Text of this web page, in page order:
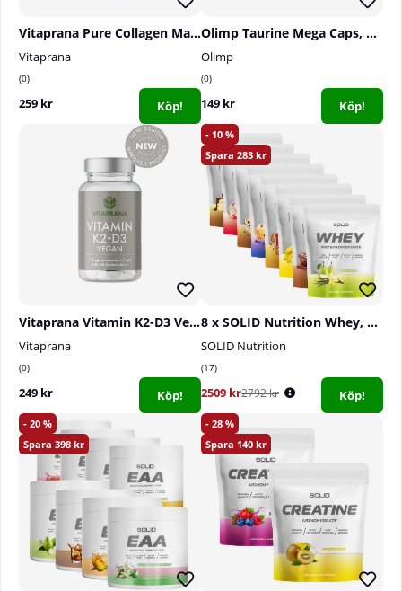
Vitaprana Pure Collagen Marine, 300 g
Vitaprana
0
259 kr Köp!
Olimp Taurine Mega Caps, 120 caps
Olimp
0
149 kr Köp!
Vitaprana Vitamin K2-D3 Vegan, 110 caps
Vitaprana
0
249 kr Köp!
10
283
8 x SOLID Nutrition Whey, 750 g
SOLID Nutrition
17
2509 kr2792 kr Köp!
20
398
28
140